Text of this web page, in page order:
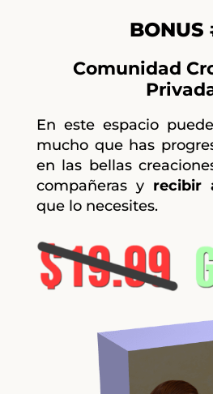
BONUS
Comunidad
En este espacio
mucho que has
en las bellas
compañeras y recibir
que lo necesites.